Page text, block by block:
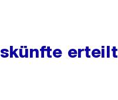
erteilt